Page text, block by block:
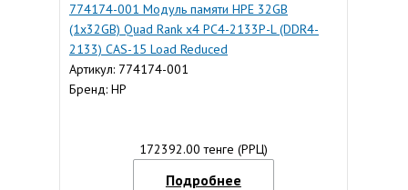
774174-001 Модуль памяти HPE 32GB
(1x32GB) Quad Rank x4 PC4-2133P-L (DDR4-
2133) CAS-15 Load Reduced
Артикул: 774174-001
Бренд: HP
172392.00 тенге (РРЦ)
Подробнее